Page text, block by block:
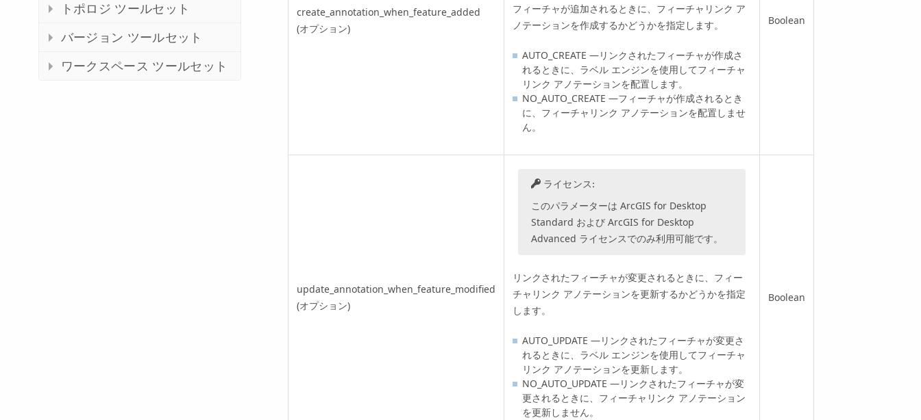
トポロジ ツールセット
バージョン ツールセット
ワークスペース ツールセット
create_annotation_when_feature_added
(オプション)
フィーチャが追加されるときに、フィーチャリンク ア
ノテーションを作成するかどうかを指定します。
AUTO_CREATE —リンクされたフィーチャが作成さ
れるときに、ラベル エンジンを使用してフィーチャ
リンク アノテーションを配置します。
NO_AUTO_CREATE —フィーチャが作成されるとき
に、フィーチャリンク アノテーションを配置しませ
ん。
Boolean
update_annotation_when_feature_modified
(オプション)
ライセンス:
このパラメーターは ArcGIS for Desktop
Standard および ArcGIS for Desktop
Advanced ライセンスでのみ利用可能です。
リンクされたフィーチャが変更されるときに、フィー
チャリンク アノテーションを更新するかどうかを指定
します。
AUTO_UPDATE —リンクされたフィーチャが変更さ
れるときに、ラベル エンジンを使用してフィーチャ
リンク アノテーションを更新します。
NO_AUTO_UPDATE —リンクされたフィーチャが変
更されるときに、フィーチャリンク アノテーション
を更新しません。
Boolean